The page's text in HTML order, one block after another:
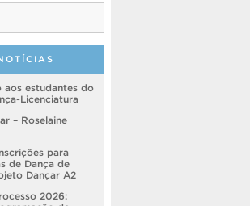
aos estudantes do
Licenciatura
– Roselaine
para
de Dança de
Dançar A2
2026: